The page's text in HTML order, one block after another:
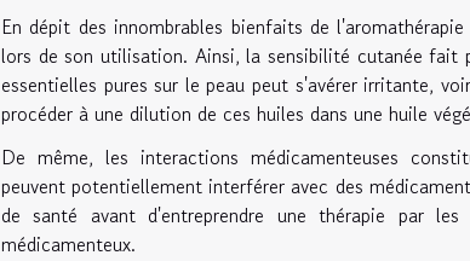
En dépit des innombrables bienfaits de
lors de son utilisation. Ainsi, la sensibilité cutanée fait
essentielles pures sur le peau peut s'avérer irritante,
procéder à une dilution de ces huiles dans une huile
De même, les interactions médicamenteuses
peuvent potentiellement interférer avec des
de santé avant d'entreprendre une thérapie par
médicamenteux.